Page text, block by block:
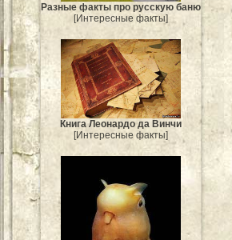
Разные факты про русскую баню
[Интересные факты]
Книга Леонардо да Винчи
[Интересные факты]